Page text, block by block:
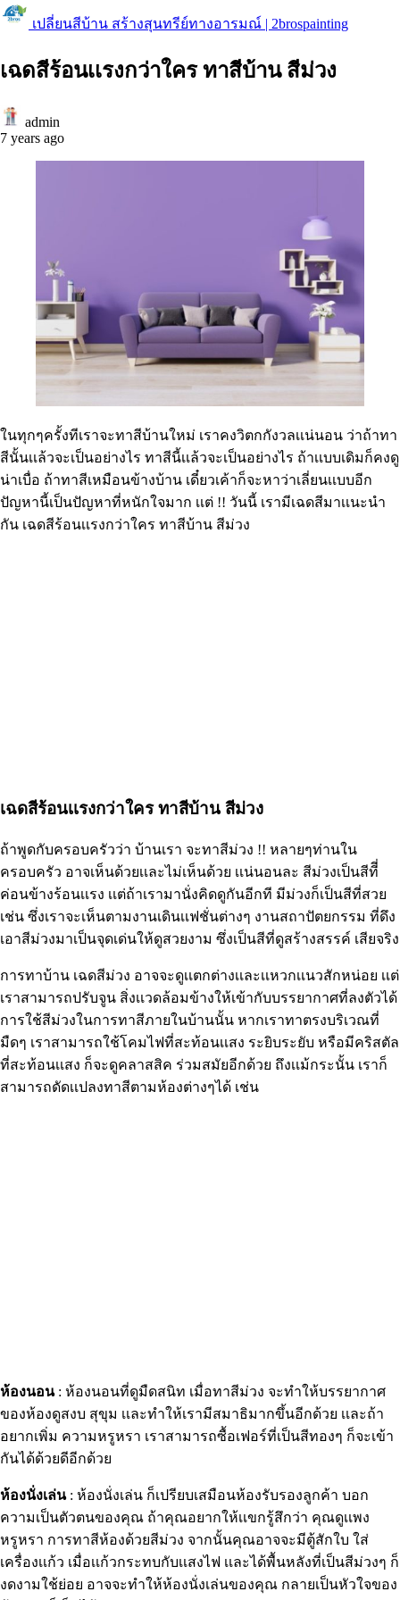
เปลี่ยนสีบ้าน สร้างสุนทรีย์ทางอารมณ์ | 2brospainting
เฉดสีร้อนเเรงกว่าใคร ทาสีบ้าน สีม่วง
admin
7 years ago
ในทุกๆครั้งทีเราจะทาสีบ้านใหม่ เราคงวิตกกังวลเเน่นอน ว่าถ้าทา
สีนั้นเเล้วจะเป็นอย่างไร ทาสีนี้เเล้วจะเป็นอย่างไร ถ้าเเบบเดิมก็คงดู
น่าเบื่อ ถ้าทาสีเหมือนข้างบ้าน เดี๋ยวเค้าก็จะหาว่าเลี่ยนเเบบอีก
ปัญหานี้เป็นปัญหาที่หนักใจมาก เเต่ !! วันนี้ เรามีเฉดสีมาเเนะนำ
กัน เฉดสีร้อนเเรงกว่าใคร ทาสีบ้าน สีม่วง
เฉดสีร้อนเเรงกว่าใคร ทาสีบ้าน สีม่วง
ถ้าพูดกับครอบครัวว่า บ้านเรา จะทาสีม่วง !! หลายๆท่านใน
ครอบครัว อาจเห็นด้วยเเละไม่เห็นด้วย เเน่นอนละ สีม่วงเป็นสีทีี่
ค่อนข้างร้อนเเรง เเต่ถ้าเรามานั่งคิดดูกันอีกที มีม่วงก็เป็นสีที่สวย
เช่น ซึ่งเราจะเห็นตามงานเดินเเฟชั่นต่างๆ งานสถาปัตยกรรม ที่ดึง
เอาสีม่วงมาเป็นจุดเด่นให้ดูสวยงาม ซึ่งเป็นสีที่ดูสร้างสรรค์ เสียจริง
การทาบ้าน เฉดสีม่วง อาจจะดูเเตกต่างเเละเเหวกเเนวสักหน่อย เเต่
เราสามารถปรับจูน สิ่งเเวดล้อมข้างให้เข้ากับบรรยากาศที่ลงตัวได้
การใช้สีม่วงในการทาสีภายในบ้านนั้น หากเราทาตรงบริเวณที่
มืดๆ เราสามารถใช้โคมไฟที่สะท้อนเเสง ระยิบระยับ หรือมีคริสตัล
ที่สะท้อนเเสง ก็จะดูคลาสสิค ร่วมสมัยอีกด้วย ถึงเเม้กระนั้น เราก็
สามารถดัดเเปลงทาสีตามห้องต่างๆได้ เช่น
ห้องนอน: ห้องนอนที่ดูมืดสนิท เมื่อทาสีม่วง จะทำให้บรรยากาศ
ของห้องดูสงบ สุขุม เเละทำให้เรามีสมาธิมากขึ้นอีกด้วย เเละถ้า
อยากเพิ่ม ความหรูหรา เราสามารถซื้อเฟอร์ที่เป็นสีทองๆ ก็จะเข้า
กันได้ด้วยดีอีกด้วย
ห้องนั่งเล่น: ห้องนั่งเล่น ก็เปรียบเสมือนห้องรับรองลูกค้า บอก
ความเป็นตัวตนของคุณ ถ้าคุณอยากให้เเขกรู้สึกว่า คุณดูเเพง
หรูหรา การทาสีห้องด้วยสีม่วง จากนั้นคุณอาจจะมีตู้สักใบ ใส่
เครื่องเเก้ว เมื่อเเก้วกระทบกับเเสงไฟ เเละได้พื้นหลังที่เป็นสีม่วงๆ ก็
งดงามใช้ย่อย อาจจะทำให้ห้องนั่งเล่นของคุณ กลายเป็นหัวใจของ